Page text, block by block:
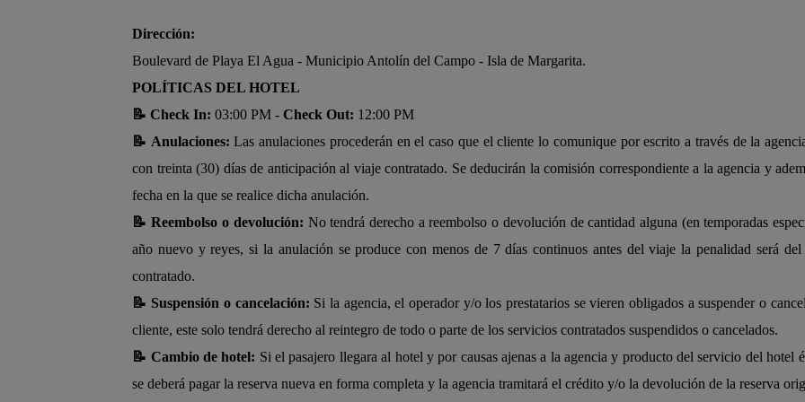
Dirección:
Boulevard de Playa El Agua - Municipio Antolín del Campo - Isla de Margarita.
POLÍTICAS DEL HOTEL
📝 Check In: 03:00 PM - Check Out: 12:00 PM
📝 Anulaciones: Las anulaciones procederán en el caso que el cliente lo comunique por escrito a través de la
con treinta (30) días de anticipación al viaje contratado. Se deducirán la comisión correspondiente a la agencia y
fecha en la que se realice dicha anulación.
📝 Reembolso o devolución: No tendrá derecho a reembolso o devolución de cantidad alguna (en temporadas
año nuevo y reyes, si la anulación se produce con menos de 7 días continuos antes del viaje la penalidad será
contratado.
📝 Suspensión o cancelación: Si la agencia, el operador y/o los prestatarios se vieren obligados a suspender o
cliente, este solo tendrá derecho al reintegro de todo o parte de los servicios contratados suspendidos o cancelados.
📝 Cambio de hotel: Si el pasajero llegara al hotel y por causas ajenas a la agencia y producto del servicio del hotel
se deberá pagar la reserva nueva en forma completa y la agencia tramitará el crédito y/o la devolución de la reserva